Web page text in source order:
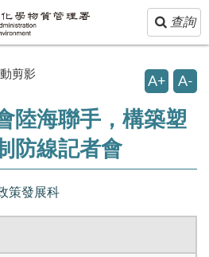
Toggle
navigation
查詢
剪影
A+ A-
陸海聯手，構築塑
防線記者會
策發展科